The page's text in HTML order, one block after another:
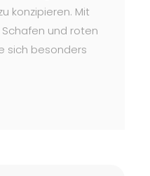
konzipieren. Mit
und roten
sich besonders